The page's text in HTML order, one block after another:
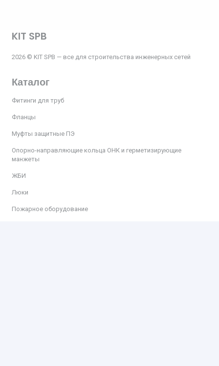
KIT SPB
2026 © KIT SPB — все для строительства инженерных сетей
Каталог
Фитинги для труб
Фланцы
Муфты защитные ПЭ
Опорно-направляющие кольца ОНК и герметизирующие
манжеты
ЖБИ
Люки
Пожарное оборудование